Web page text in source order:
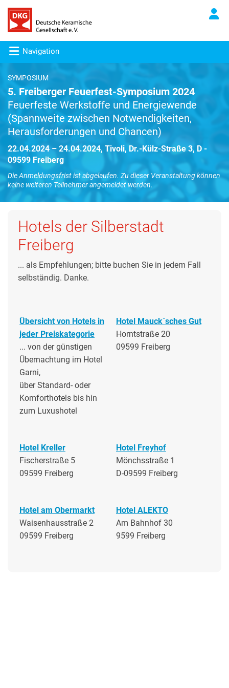
Navigation
SYMPOSIUM
5. Freiberger Feuerfest-Symposium 2024
Feuerfeste Werkstoffe und Energiewende
(Spannweite zwischen Notwendigkeiten,
Herausforderungen und Chancen)
22.04.2024 – 24.04.2024, Tivoli, Dr.-Külz-Straße 3, D -
09599 Freiberg
Die Anmeldungsfrist ist abgelaufen. Zu dieser Veranstaltung können
keine weiteren Teilnehmer angemeldet werden.
Hotels der Silberstadt
Freiberg
... als Empfehlungen; bitte buchen Sie in jedem Fall
selbständig. Danke.
Übersicht von Hotels in
jeder Preiskategorie
... von der günstigen
Übernachtung im Hotel
Garni,
über Standard- oder
Komforthotels bis hin
zum Luxushotel
Hotel Mauck`sches Gut
Horntstraße 20
09599 Freiberg
Hotel Kreller
Fischerstraße 5
09599 Freiberg
Hotel Freyhof
Mönchsstraße 1
D-09599 Freiberg
Hotel am Obermarkt
Waisenhausstraße 2
09599 Freiberg
Hotel ALEKTO
Am Bahnhof 30
9599 Freiberg